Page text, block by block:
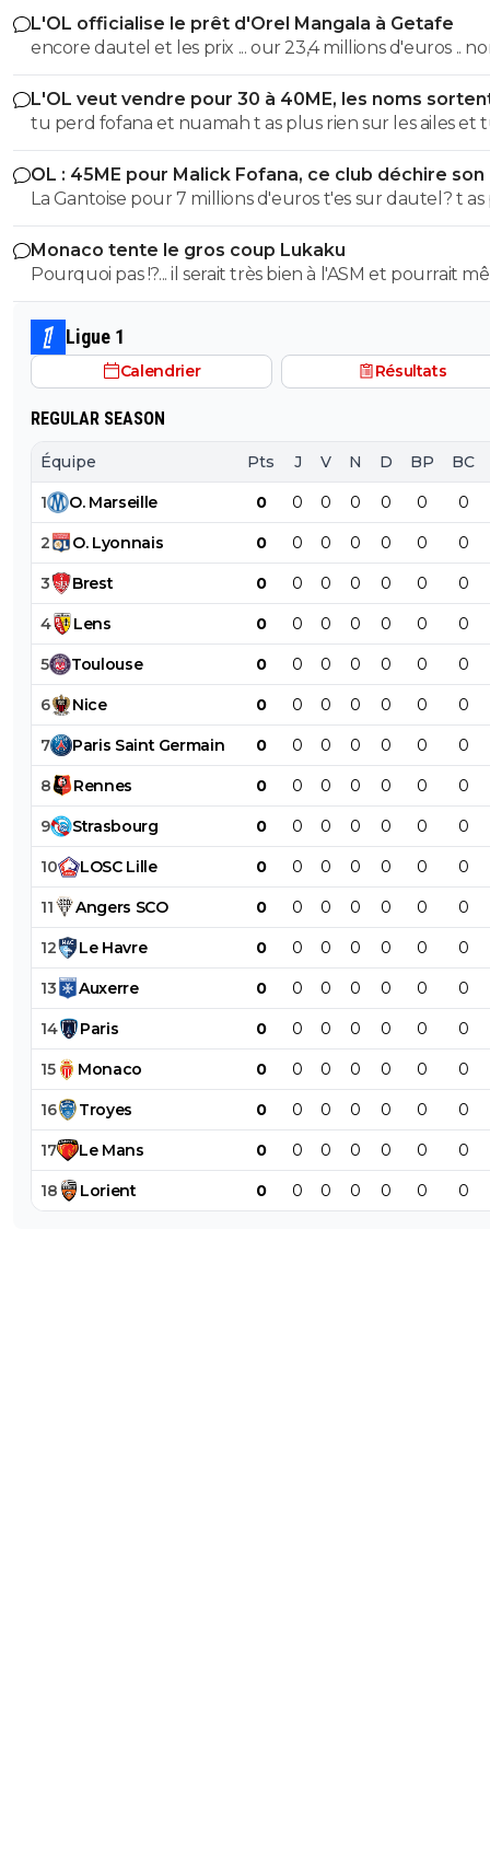
L'OL officialise le prêt d'Orel Mangala à Getafe
encore dautel et les prix ... our 23,4 millions d'euros .. non non
c'est 35M le prix de mangala t'oublie le pret payant
L'OL veut vendre pour 30 à 40ME, les noms
tu perd fofana et nuamah t as plus rien sur les ailes et
peux dire adieux au top 6 je vois pas qui pourrait
comme moriera cette année ....
OL : 45ME pour Malick Fofana, ce club déchire
La Gantoise pour 7 millions d'euros t'es sur dautel? t as pas
zappé 10M meme ca c'est trop dur pour toi?
Monaco tente le gros coup Lukaku
Pourquoi pas !?... il serait très bien à l'ASM et pourrait
retrouver son meilleur niveau.
Ligue 1
Calendrier Résultats
REGULAR SEASON
Équipe Pts J V N D BP BC
1 O. Marseille 0 0 0 0 0 0 0
2 O. Lyonnais 0 0 0 0 0 0 0
3 Brest 0 0 0 0 0 0 0
4 Lens 0 0 0 0 0 0 0
5 Toulouse 0 0 0 0 0 0 0
6 Nice 0 0 0 0 0 0 0
7 Paris Saint Germain 0 0 0 0 0 0 0
8 Rennes 0 0 0 0 0 0 0
9 Strasbourg 0 0 0 0 0 0 0
10 LOSC Lille 0 0 0 0 0 0 0
11 Angers SCO 0 0 0 0 0 0 0
12 Le Havre 0 0 0 0 0 0 0
13 Auxerre 0 0 0 0 0 0 0
14 Paris 0 0 0 0 0 0 0
15 Monaco 0 0 0 0 0 0 0
16 Troyes 0 0 0 0 0 0 0
17 Le Mans 0 0 0 0 0 0 0
18 Lorient 0 0 0 0 0 0 0